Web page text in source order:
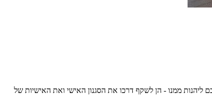
ליהנות ממנו - הן לשקף דרכו את הסגנון האישי ואת האישיות של